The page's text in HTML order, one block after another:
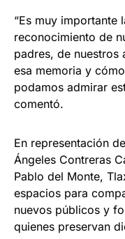
“Es muy importante
reconocimiento de
padres, de nuestros
esa memoria y
podamos admirar
comentó.
En representación
Ángeles Contreras
Pablo del Monte,
espacios para
nuevos públicos y
quienes preservan